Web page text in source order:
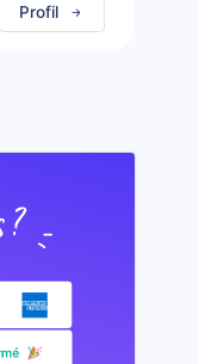
Profil